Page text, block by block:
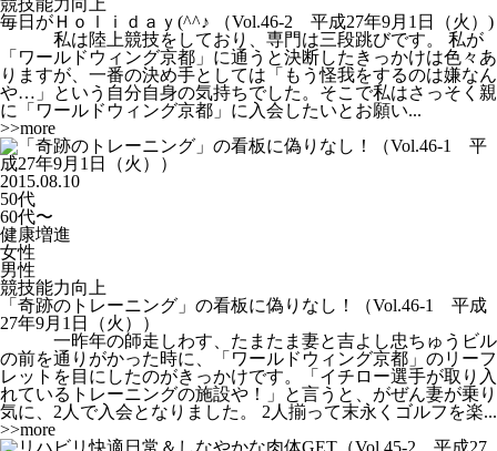
競技能力向上
毎日がＨｏｌｉｄａｙ(^^♪ （Vol.46-2 平成27年9月1日（火）)
私は陸上競技をしており、専門は三段跳びです。 私が
「ワールドウィング京都」に通うと決断したきっかけは色々あ
りますが、一番の決め手としては「もう怪我をするのは嫌なん
や…」という自分自身の気持ちでした。そこで私はさっそく親
に「ワールドウィング京都」に入会したいとお願い...
>>more
2015.08.10
50代
60代〜
健康増進
女性
男性
競技能力向上
「奇跡のトレーニング」の看板に偽りなし！（Vol.46-1 平成
27年9月1日（火））
一昨年の師走しわす、たまたま妻と吉よし忠ちゅうビル
の前を通りがかった時に、「ワールドウィング京都」のリーフ
レットを目にしたのがきっかけです。「イチロー選手が取り入
れているトレーニングの施設や！」と言うと、がぜん妻が乗り
気に、2人で入会となりました。 2人揃って末永くゴルフを楽...
>>more